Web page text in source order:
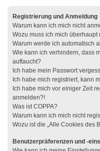
Registrierung und Anmeldung
Warum kann ich mich nicht
Wozu muss ich mich überhaupt
Warum werde ich automatisch
Wie kann ich verhindern, dass
auftaucht?
Ich habe mein Passwort
Ich habe mich registriert, kann
Ich habe mich vor einiger Zeit
anmelden?!
Was ist COPPA?
Warum kann ich mich nicht
Wozu ist die „Alle Cookies des
Benutzerpräferenzen und -